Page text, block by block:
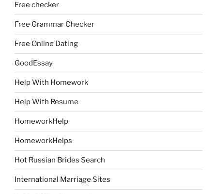
Free checker
Free Grammar Checker
Free Online Dating
GoodEssay
Help With Homework
Help With Resume
HomeworkHelp
HomeworkHelps
Hot Russian Brides Search
International Marriage Sites